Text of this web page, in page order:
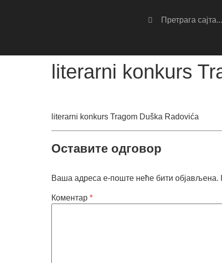
literarni konkurs
literarni konkurs Tragom Duška Radovića
Оставите одговор
Ваша адреса е-поште неће бити објављена.
Коментар *